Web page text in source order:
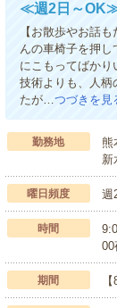
≪週2日～OK≫
【お散歩やお話
んの車椅子を押
にこもってばかり
技術よりも、人柄
たが…つづきを見
勤務地
熊
新
曜日頻度 週
時間
期間